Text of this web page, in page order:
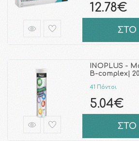
12.78€
ΣΤΟ
INOPLUS -
B-complex|
41 Πόντοι
5.04€
ΣΤΟ